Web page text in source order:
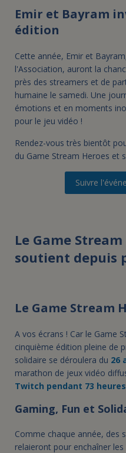
Emir et Bayram
édition
Cette année, Emir et
l'Association, auront la
près des streamers et de
humaine le samedi. Une
émotions et en moments
pour le jeu vidéo !
Rendez-vous très bientôt
du Game Stream Heroes et
Suivre
Le Game
soutient depuis
Le Game Stream
A vos écrans ! Car le Game
cinquième édition pleine de
solidaire se déroulera du 26
marathon de jeux vidéo
Twitch pendant 73
Gaming, Fun et
Comme chaque année, des
relaieront pour enchaîner